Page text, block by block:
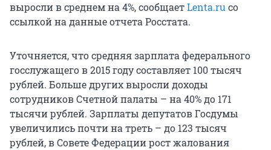
выросли в среднем на 4%, сообщаетLenta.ru со
ссылкой на данные отчета Росстата.
Уточняется, что средняя зарплата федерального
госслужащего в 2015 году составляет 100 тысяч
рублей. Больше других выросли доходы
сотрудников Счетной палаты – на 40% до 171
тысячи рублей. Зарплаты депутатов Госдумы
увеличились почти на треть – до 123 тысяч
рублей, в Совете Федерации рост жалования